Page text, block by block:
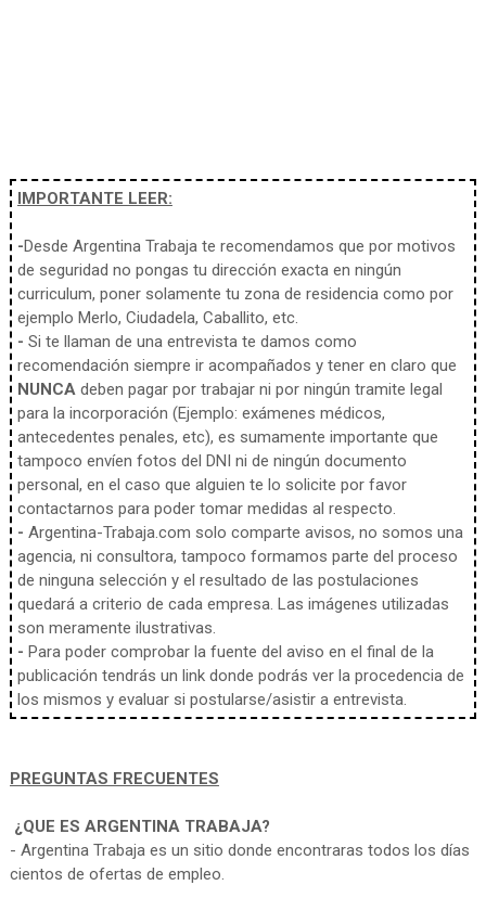
IMPORTANTE LEER:
-Desde Argentina Trabaja te recomendamos que por motivos
de seguridad no pongas tu dirección exacta en ningún
curriculum, poner solamente tu zona de residencia como por
ejemplo Merlo, Ciudadela, Caballito, etc.
- Si te llaman de una entrevista te damos como
recomendación siempre ir acompañados y tener en claro que
NUNCAdeben pagar por trabajar ni por ningún tramite legal
para la incorporación (Ejemplo: exámenes médicos,
antecedentes penales, etc), es sumamente importante que
tampoco envíen fotos del DNI ni de ningún documento
personal, en el caso que alguien te lo solicite por favor
contactarnos para poder tomar medidas al respecto.
- Argentina-Trabaja.com solo comparte avisos, no somos una
agencia, ni consultora, tampoco formamos parte del proceso
de ninguna selección y el resultado de las postulaciones
quedará a criterio de cada empresa. Las imágenes utilizadas
son meramente ilustrativas.
- Para poder comprobar la fuente del aviso en el final de la
publicación tendrás un link donde podrás ver la procedencia de
los mismos y evaluar si postularse/asistir a entrevista.
PREGUNTAS FRECUENTES
¿QUE ES ARGENTINA TRABAJA?
- Argentina Trabaja es un sitio donde encontraras todos los días
cientos de ofertas de empleo.